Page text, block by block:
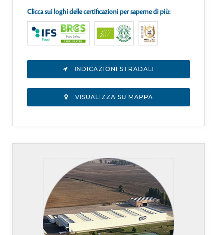
Clicca sui loghi delle certificazioni per saperne di più:
INDICAZIONI STRADALI
VISUALIZZA SU MAPPA